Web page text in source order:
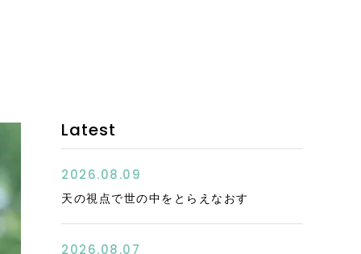
特定商取引法に基づく表記
Latest
2026.08.09
天の視点で世の中をとらえなおす
2026.08.07